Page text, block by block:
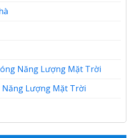
Năng Lượng Mặt Trời
Lượng Mặt Trời